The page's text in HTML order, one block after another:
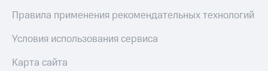
Правила применения рекомендательных технологий
Условия использования сервиса
Карта сайта